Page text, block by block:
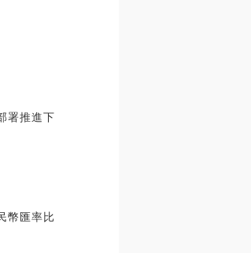
署推進下
幣匯率比